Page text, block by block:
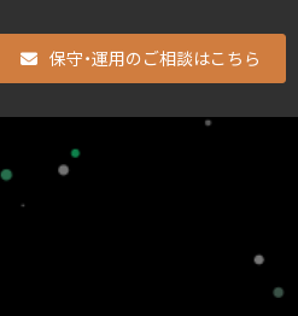
保守・運用のご相談はこちら